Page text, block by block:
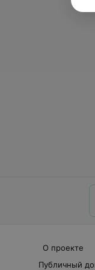
О проекте
Публичный